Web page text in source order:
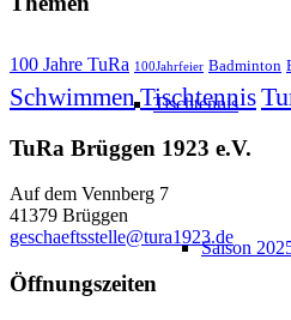
Tischtennis
Saison
100 Jahre TuRa 100Jahrfeier Badminton
SchwimmenTischtennis
TuRa Brüggen 1923 e.V.
Auf dem Vennberg 7
41379 Brüggen
geschaeftsstelle@tura1923.de
Öffnungszeiten